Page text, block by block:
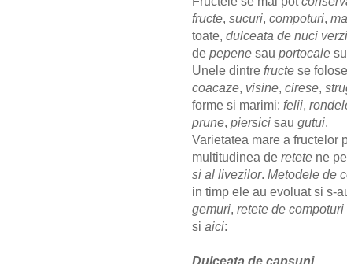
fructe, sucuri, compoturi,
toate, dulceata de nuci verzi
de pepene sau portocale
Unele dintre fructe se
coacaze, visine, cirese,
forme si marimi: felii,
prune, piersici sau gutui.
Varietatea mare a fructelor
multitudinea de retete ne
si al livezilor. Metodele de
in timp ele au evoluat si s-
gemuri, retete de compoturi
si aici: